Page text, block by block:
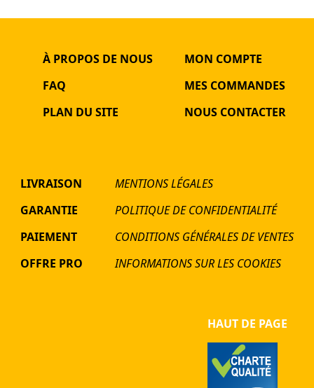
À PROPOS DE NOUS
FAQ
PLAN DU SITE
MON COMPTE
MES COMMANDES
NOUS CONTACTER
LIVRAISON
GARANTIE
PAIEMENT
OFFRE PRO
MENTIONS LÉGALES
POLITIQUE DE CONFIDENTIALITÉ
CONDITIONS GÉNÉRALES DE VENTES
INFORMATIONS SUR LES COOKIES
HAUT DE PAGE